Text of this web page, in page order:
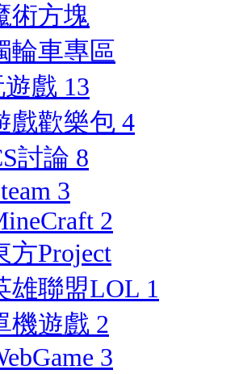
術方塊
輪車專區
遊戲 13
戲歡樂包 4
討論 8
3
2
方Project
雄聯盟LOL 1
機遊戲 2
3